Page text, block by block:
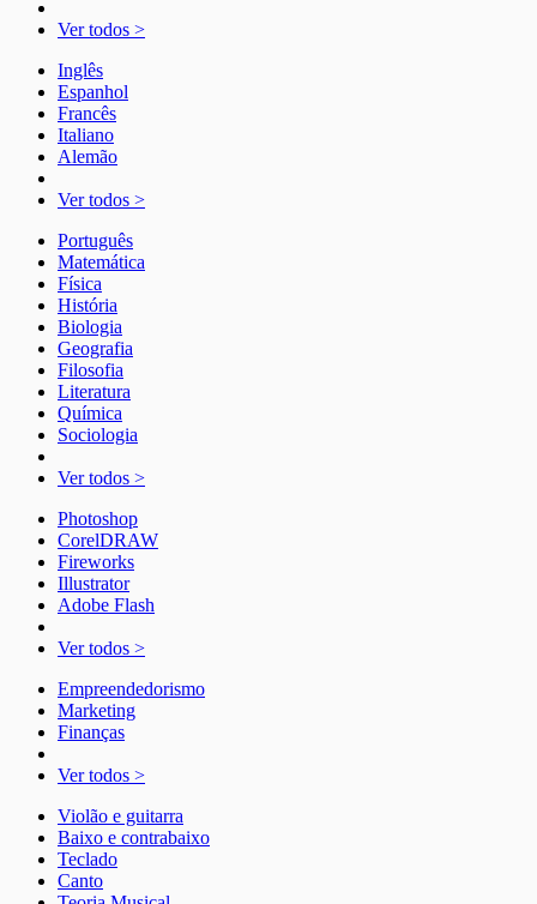
Ver todos >
Inglês
Espanhol
Francês
Italiano
Alemão
Ver todos >
Português
Matemática
Física
História
Biologia
Geografia
Filosofia
Literatura
Química
Sociologia
Ver todos >
Photoshop
CorelDRAW
Fireworks
Illustrator
Adobe Flash
Ver todos >
Empreendedorismo
Marketing
Finanças
Ver todos >
Violão e guitarra
Baixo e contrabaixo
Teclado
Canto